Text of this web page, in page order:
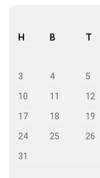
H B T
3
4 5
10
11 12
17
18 19
24
25 26
31